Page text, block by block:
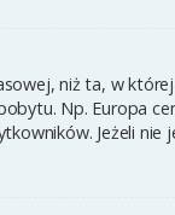
niż ta, w
Np. Europa
Jeżeli